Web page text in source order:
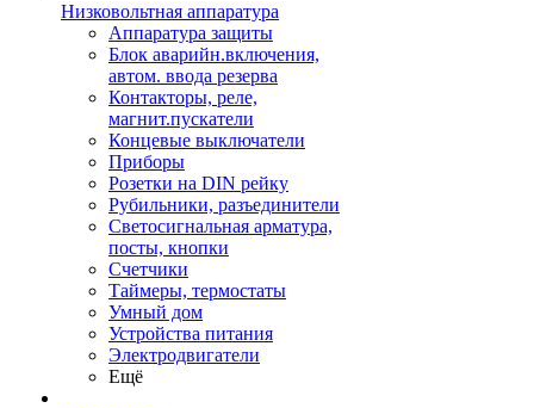
Низковольтная аппаратура
Аппаратура защиты
Блок аварийн.включения,
автом. ввода резерва
Контакторы, реле,
магнит.пускатели
Концевые выключатели
Приборы
Розетки на DIN рейку
Рубильники, разъединители
Светосигнальная арматура,
посты, кнопки
Счетчики
Таймеры, термостаты
Умный дом
Устройства питания
Электродвигатели
Ещё